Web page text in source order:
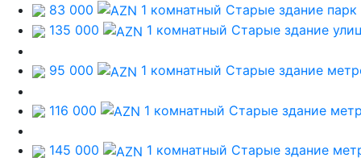
83 000 1 комнатный Старые здание
135 000
1 комнатный Старые здание
95 000 1 комнатный Старые здание
116 000 1 комнатный Старые здание
145 000 1 комнатный Старые здание